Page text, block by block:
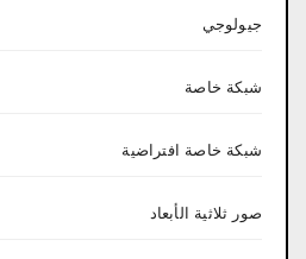
جيولوجي
شبكة خاصة
شبكة خاصة افتراضية
صور ثلاثية الأبعاد